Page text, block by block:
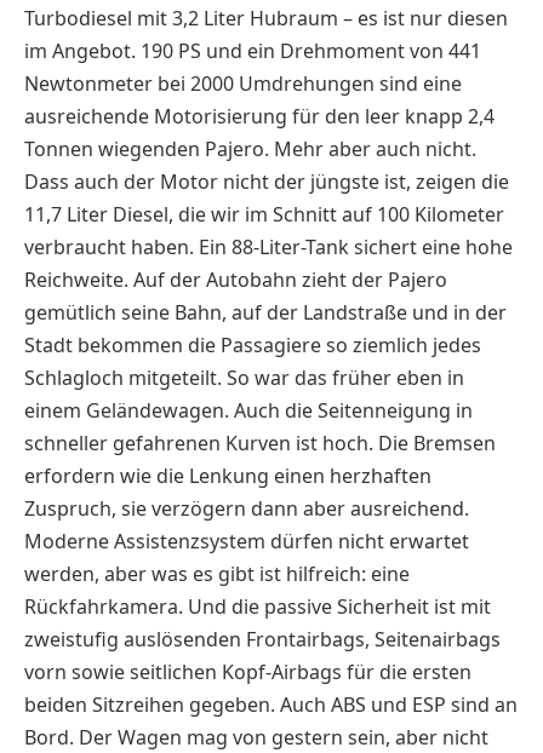
Turbodiesel mit 3,2 Liter Hubraum – es ist nur diesen
im Angebot. 190 PS und ein Drehmoment von 441
Newtonmeter bei 2000 Umdrehungen sind eine
ausreichende Motorisierung für den leer knapp 2,4
Tonnen wiegenden Pajero. Mehr aber auch nicht.
Dass auch der Motor nicht der jüngste ist, zeigen die
11,7 Liter Diesel, die wir im Schnitt auf 100 Kilometer
verbraucht haben. Ein 88-Liter-Tank sichert eine hohe
Reichweite. Auf der Autobahn zieht der Pajero
gemütlich seine Bahn, auf der Landstraße und in der
Stadt bekommen die Passagiere so ziemlich jedes
Schlagloch mitgeteilt. So war das früher eben in
einem Geländewagen. Auch die Seitenneigung in
schneller gefahrenen Kurven ist hoch. Die Bremsen
erfordern wie die Lenkung einen herzhaften
Zuspruch, sie verzögern dann aber ausreichend.
Moderne Assistenzsystem dürfen nicht erwartet
werden, aber was es gibt ist hilfreich: eine
Rückfahrkamera. Und die passive Sicherheit ist mit
zweistufig auslösenden Frontairbags, Seitenairbags
vorn sowie seitlichen Kopf-Airbags für die ersten
beiden Sitzreihen gegeben. Auch ABS und ESP sind an
Bord. Der Wagen mag von gestern sein, aber nicht